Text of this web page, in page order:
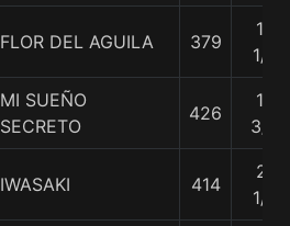
FLOR DEL AGUILA 379
16
1/2
MI SUEÑO
SECRETO
426
18
3/4
IWASAKI 414
21
1/4